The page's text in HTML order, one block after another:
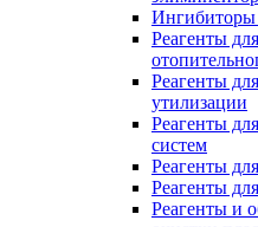
Ингибиторы
Реагенты
Реагенты
утилизации
Реагенты
систем
Реагенты
Реагенты
Реагенты и